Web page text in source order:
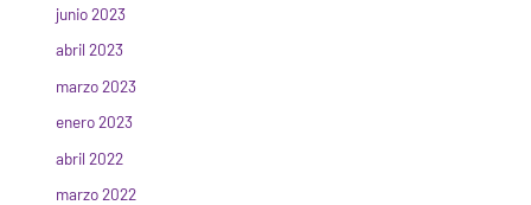
junio 2023
abril 2023
marzo 2023
enero 2023
abril 2022
marzo 2022